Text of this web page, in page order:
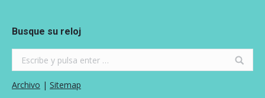
Busque su reloj
Archivo | Sitemap